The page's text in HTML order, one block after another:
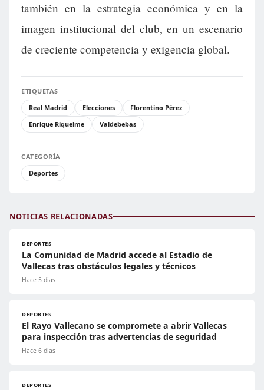
también en la estrategia económica y en la
imagen institucional del club, en un escenario
de creciente competencia y exigencia global.
ETIQUETAS
Real Madrid
Elecciones
Florentino Pérez
Enrique Riquelme
Valdebebas
CATEGORÍA
Deportes
NOTICIAS RELACIONADAS
DEPORTES
La Comunidad de Madrid accede al Estadio de
Vallecas tras obstáculos legales y técnicos
Hace 5 días
DEPORTES
El Rayo Vallecano se compromete a abrir Vallecas
para inspección tras advertencias de seguridad
Hace 6 días
DEPORTES